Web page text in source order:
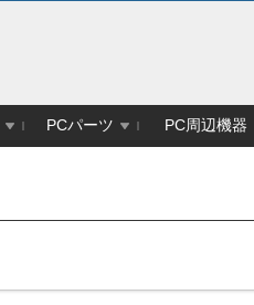
PCパーツ PC周辺機器